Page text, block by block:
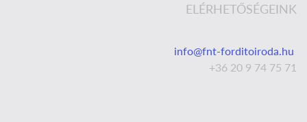
ELÉRHETŐSÉGEINK
info@fnt-forditoiroda.hu
+36 20 9 74 75 71